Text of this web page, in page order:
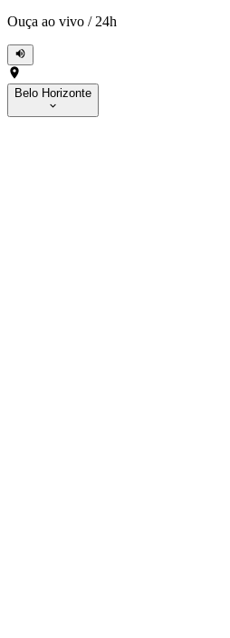
Ouça ao vivo / 24h
Belo Horizonte